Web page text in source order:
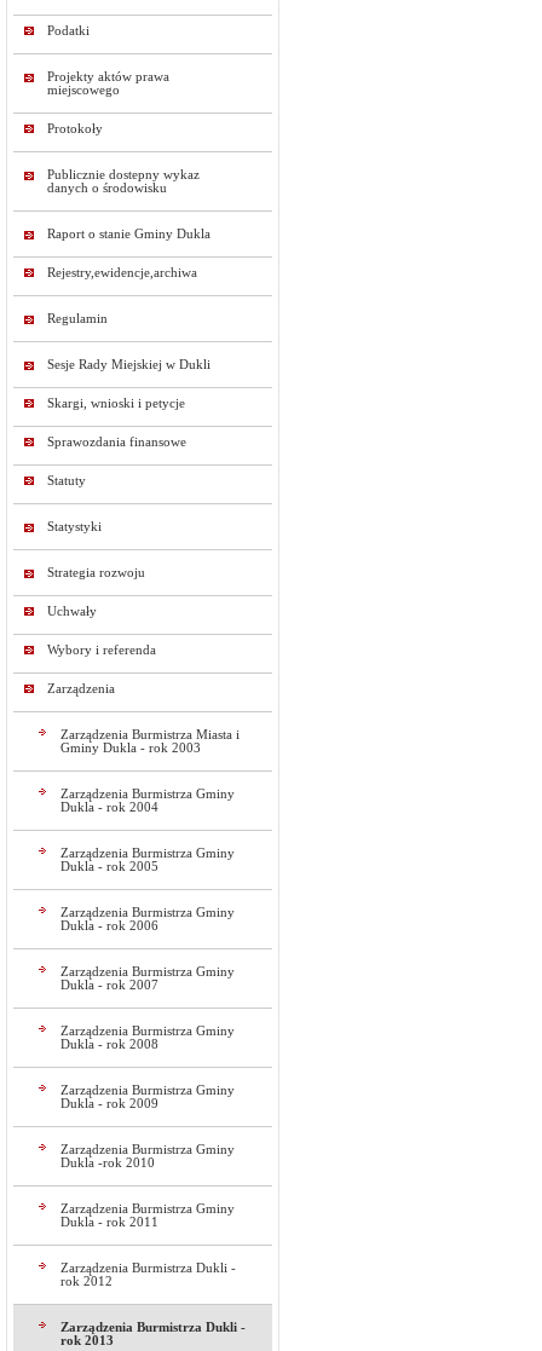
Podatki
Projekty aktów prawa
miejscowego
Protokoły
Publicznie dostepny wykaz
danych o środowisku
Raport o stanie Gminy Dukla
Rejestry,ewidencje,archiwa
Regulamin
Sesje Rady Miejskiej w Dukli
Skargi, wnioski i petycje
Sprawozdania finansowe
Statuty
Statystyki
Strategia rozwoju
Uchwały
Wybory i referenda
Zarządzenia
Zarządzenia Burmistrza Miasta i
Gminy Dukla - rok 2003
Zarządzenia Burmistrza Gminy
Dukla - rok 2004
Zarządzenia Burmistrza Gminy
Dukla - rok 2005
Zarządzenia Burmistrza Gminy
Dukla - rok 2006
Zarządzenia Burmistrza Gminy
Dukla - rok 2007
Zarządzenia Burmistrza Gminy
Dukla - rok 2008
Zarządzenia Burmistrza Gminy
Dukla - rok 2009
Zarządzenia Burmistrza Gminy
Dukla -rok 2010
Zarządzenia Burmistrza Gminy
Dukla - rok 2011
Zarządzenia Burmistrza Dukli -
rok 2012
Zarządzenia Burmistrza Dukli -
rok 2013